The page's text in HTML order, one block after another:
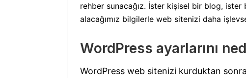
rehber sunacağız. İster kişisel bir blog,
alacağımız bilgilerle web sitenizi daha
WordPress ayarlarını
WordPress web sitenizi kurduktan